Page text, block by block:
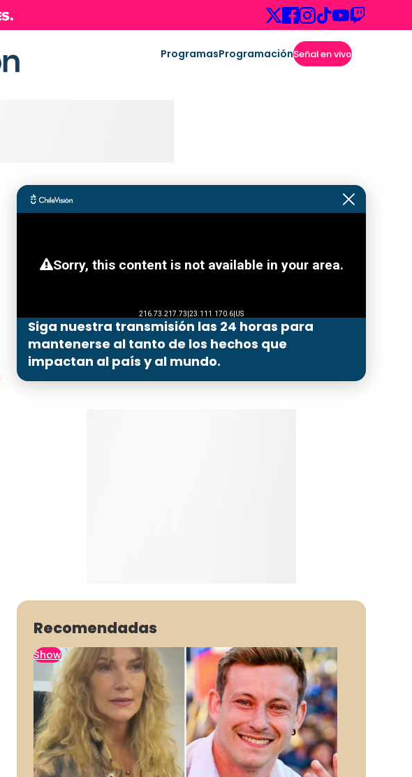
ProgramasProgramaciónSeñal en vivo
Siga nuestra transmisión las 24 horas para
mantenerse al tanto de los hechos que
impactan al país y al mundo.
Recomendadas
Show